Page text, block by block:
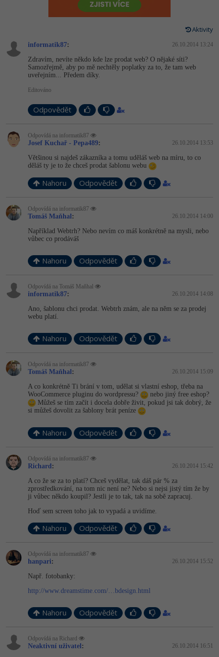
HTML5, CSS3, Bootstrap, SEO
SQL a databáze
Testování a verzování
UML a návrhové vzory
React
Spring
ASP.NET MVC
Django
PHP
JavaScript
Python
HTML / CSS
UML a návrhové vzory
MySQL/MariaDB
MS-SQL
SQLite
Vývojář mobilních aplikací
Webdesigner
Grafik / UX/UI návrhář
3D grafik
Projektový manažer
Databázový analytik
Copywriter
WordPress specialista
SEO specialista
-80%
C++ -80%
C -80%
VB.NET
SQL
Návrh SW -80%
Algoritmy -41%
Umělá inteligence (AI) -10%
Pro děti
Více
Digitální gramotnost
WordPress
SEO -30%
UX
Kryptoměny -25%
Copywriting -30%
-80%
Google Dokumenty
Time management
Windows
Linux
Sítě
Kybernetická bezpečnost
Photoshop -80%
Adobe Lightroom
-15%
Adobe InDesign
-80%
-80%
Video
Ostatní
Fórum
Aktivity
informatik87: 26.10.2014 13:24
Zdravím, nevíte někdo kde lze prodat web? O nějaké síti?
Samozřejmě, aby po mě nechtěly poplatky za to, že tam web
uveřejním... Předem díky.
Editováno
Odpovědět
Odpovídá na informatik87
Josef Kuchař - Pepa489: 26.10.2014 13:53
Většinou si najdeš zákazníka a tomu uděláš web na míru, to co
děláš ty je to že chceš prodat šablonu webu
Nahoru Odpovědět
Odpovídá na informatik87
Tomáš Maňhal : 26.10.2014 14:00
Například Webtrh? Nebo nevím co máš konkrétně na mysli, nebo
vůbec co prodáváš
Nahoru Odpovědět
Odpovídá na Tomáš Maňhal
informatik87: 26.10.2014 14:08
Ano, šablonu chci prodat. Webtrh znám, ale na něm se za prodej
webu platí.
Nahoru Odpovědět
Odpovídá na informatik87
Tomáš Maňhal : 26.10.2014 15:09
A co konkrétně Ti brání v tom, udělat si vlastní eshop, třeba na
WooCommerce pluginu do wordpressu?
nebo jiný free eshop?
Můžeš se tím začít i docela dobře živit, pokud jsi tak dobrý, že
si můžeš dovolit za šablony brát peníze
Nahoru Odpovědět
Odpovídá na informatik87
Richard: 26.10.2014 15:42
A co že se za to platí? Chceš vydělat, tak dáš pár % za
zprostředkování, na tom nic není ne? Nebo si nejsi jistý tím že by
ji vůbec někdo koupil? Jestli je to tak, tak na sobě zapracuj.
Hoď sem screen toho jak to vypadá a uvidíme.
Nahoru Odpovědět
Odpovídá na informatik87
hanpari: 26.10.2014 15:52
Např. fotobanky:
http://www.dreamstime.com/…bdesign.html
Nahoru Odpovědět
Odpovídá na Richard
Neaktivní uživatel: 26.10.2014 16:51